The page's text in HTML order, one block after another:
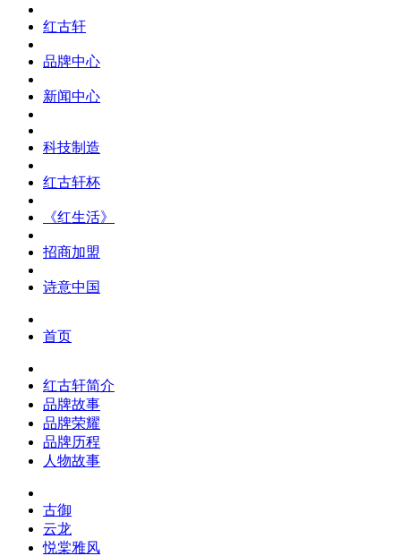
红古轩
品牌中心
新闻中心
科技制造
红古轩杯
《红生活》
招商加盟
诗意中国
首页
红古轩简介
品牌故事
品牌荣耀
品牌历程
人物故事
古御
云龙
悦棠雅风